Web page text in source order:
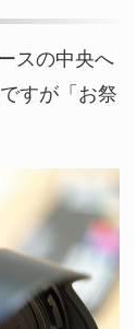
スの中央へ
すが「お祭